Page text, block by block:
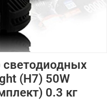
светодиодных
(H7) 50W
0.3 кг